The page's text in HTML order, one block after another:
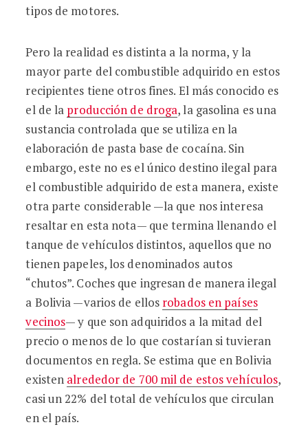
tipos de motores.
Pero la realidad es distinta a la norma, y la
mayor parte del combustible adquirido en estos
recipientes tiene otros fines. El más conocido es
el de la producción de droga, la gasolina es una
sustancia controlada que se utiliza en la
elaboración de pasta base de cocaína. Sin
embargo, este no es el único destino ilegal para
el combustible adquirido de esta manera, existe
otra parte considerable —la que nos interesa
resaltar en esta nota— que termina llenando el
tanque de vehículos distintos, aquellos que no
tienen papeles, los denominados autos
“chutos”. Coches que ingresan de manera ilegal
a Bolivia —varios de ellos robados en países
vecinos— y que son adquiridos a la mitad del
precio o menos de lo que costarían si tuvieran
documentos en regla. Se estima que en Bolivia
existen alrededor de 700 mil de estos vehículos,
casi un 22% del total de vehículos que circulan
en el país.